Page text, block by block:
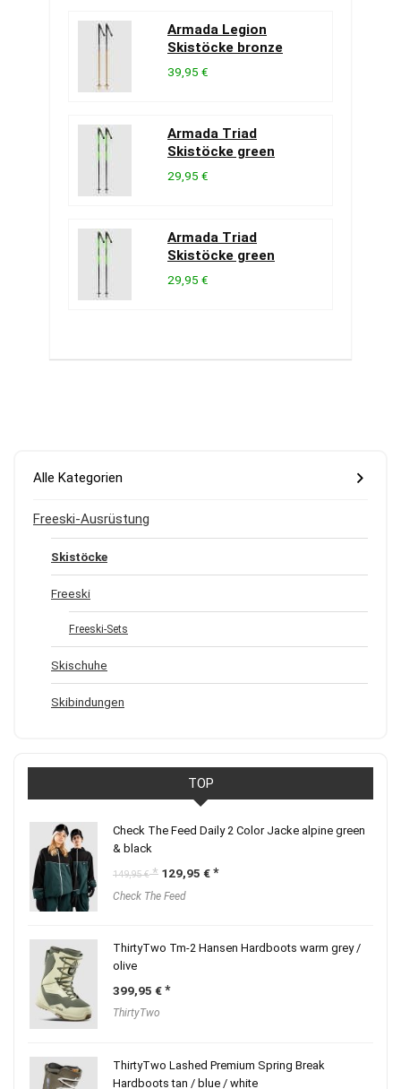
Armada Legion
Skistöcke bronze
39,95 €
Armada Triad
Skistöcke green
29,95 €
Armada Triad
Skistöcke green
29,95 €
Alle Kategorien
Freeski-Ausrüstung
Skistöcke
Freeski
Freeski-Sets
Skischuhe
Skibindungen
TOP
Check The Feed Daily 2 Color Jacke alpine green
& black
149,95€
Ursprünglicher
war:
129,95 € Aktueller
Check The Feed
ThirtyTwo Tm-2 Hansen Hardboots warm grey /
olive
399,95 €
ThirtyTwo
ThirtyTwo Lashed Premium Spring Break
Hardboots tan / blue / white